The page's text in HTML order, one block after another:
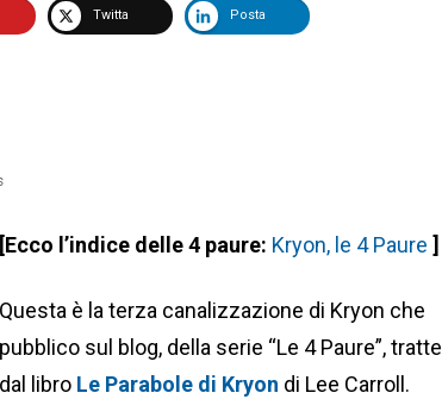
Twitta Posta
[Ecco l’indice delle 4 paure: Kryon, le 4 Paure ]
Questa è la terza canalizzazione di Kryon che
pubblico sul blog, della serie “Le 4 Paure”, tratte
dal libro Le Parabole di Kryon di Lee Carroll.